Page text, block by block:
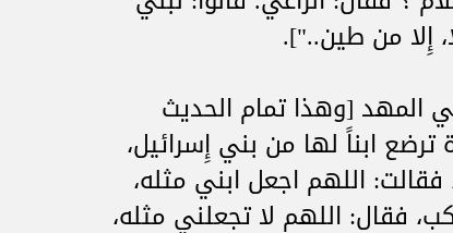
إِلا من طين.."].
المهد [وهذا تمام الحديث
ترضع ابناً لها من بني إِسرائيل،
اللهم اجعل ابني مثله،
فقال: اللهم لا تجعلني مثله،